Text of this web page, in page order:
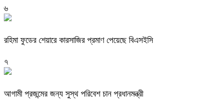
৬
রহিমা ফুডের শেয়ারে কারসাজির প্রমাণ পেয়েছে বিএসইসি
৭
আগামী প্রজন্মের জন্য সুস্থ পরিবেশ চান প্রধানমন্ত্রী